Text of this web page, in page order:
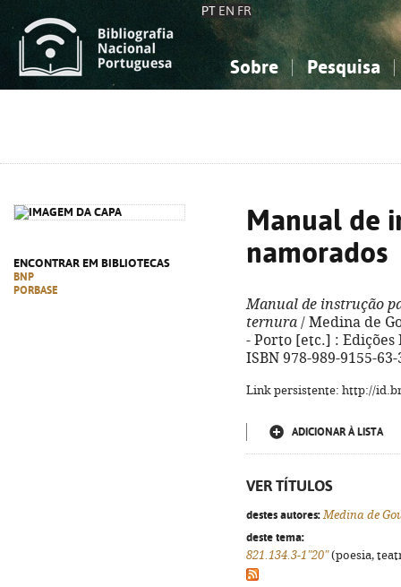
PT EN FR
Sobre Pesquisa
ENCONTRAR EM BIBLIOTECAS
BNP
PORBASE
Manual de
namorados
Manual de instrução
ternura / Medina de
- Porto [etc.] : Edições
ISBN 978-989-9155-63-
Link persistente: http://
ADICIONAR À LISTA
VER TÍTULOS
destes autores: Medina de
deste tema:
821.134.3-1"20"(poesia,